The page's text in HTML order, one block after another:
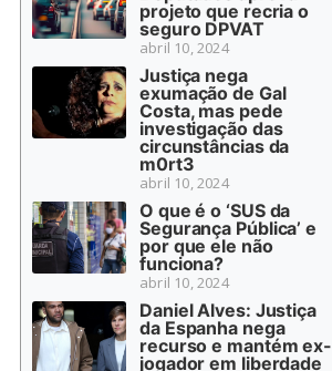
projeto que recria o
seguro DPVAT
abril 10, 2024
Justiça nega
exumação de Gal
Costa, mas pede
investigação das
circunstâncias da
m0rt3
abril 10, 2024
O que é o ‘SUS da
Segurança Pública’ e
por que ele não
funciona?
abril 10, 2024
Daniel Alves: Justiça
da Espanha nega
recurso e mantém ex-
jogador em liberdade